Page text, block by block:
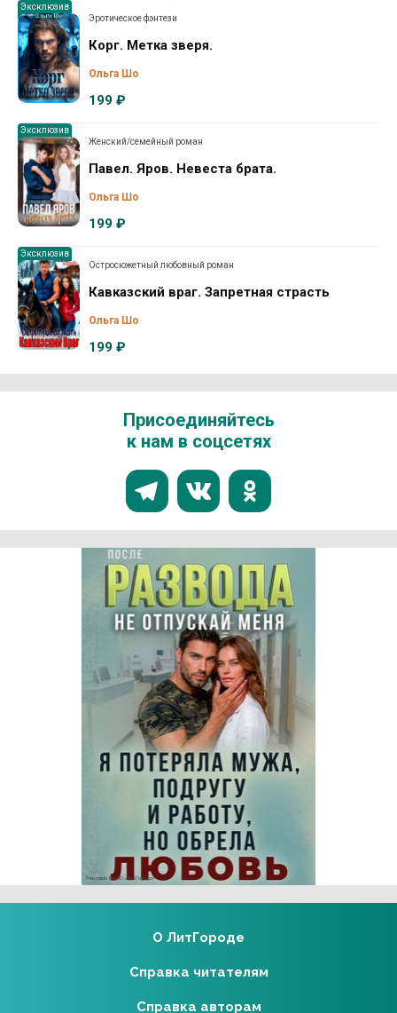
Эксклюзив
Эротическое фэнтези
Корг. Метка зверя.
Ольга Шо
199 ₽
Эксклюзив
Женский/семейный роман
Павел. Яров. Невеста брата.
Ольга Шо
199 ₽
Эксклюзив
Остросюжетный любовный роман
Кавказский враг. Запретная страсть
Ольга Шо
199 ₽
Присоединяйтесь
к нам в соцсетях
Реклама 16+ АО «ЛитГород»
О ЛитГороде
Справка читателям
Справка авторам